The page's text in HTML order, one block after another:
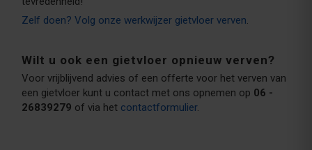
Zelf doen? Volg onze werkwijzer gietvloer verven.
Wilt u ook een gietvloer opnieuw verven?
Voor vrijblijvend advies of een offerte voor het verven van
een gietvloer kunt u contact met ons opnemen op 06 -
26839279 of via het contactformulier.